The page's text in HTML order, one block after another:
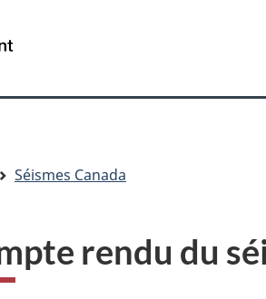
Séismes Canada
rendu du